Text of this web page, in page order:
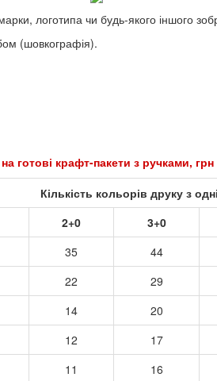
логотипа чи будь-якого іншого
(шовкографія).
готові крафт-пакети з ручками, грн
Кількість кольорів друку з
2+0 3+0
35 44
22 29
14 20
12 17
11 16